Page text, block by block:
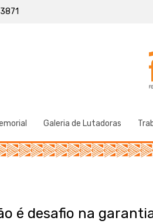
Galeria de Lutadoras
é desafio na